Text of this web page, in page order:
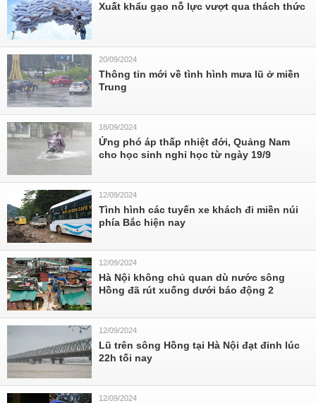
Xuất khẩu gạo nỗ lực vượt qua thách thức
20/09/2024
Thông tin mới về tình hình mưa lũ ở miền
Trung
18/09/2024
Ứng phó áp thấp nhiệt đới, Quảng Nam
cho học sinh nghỉ học từ ngày 19/9
12/09/2024
Tình hình các tuyến xe khách đi miền núi
phía Bắc hiện nay
12/09/2024
Hà Nội không chủ quan dù nước sông
Hồng đã rút xuống dưới báo động 2
12/09/2024
Lũ trên sông Hồng tại Hà Nội đạt đỉnh lúc
22h tối nay
12/09/2024